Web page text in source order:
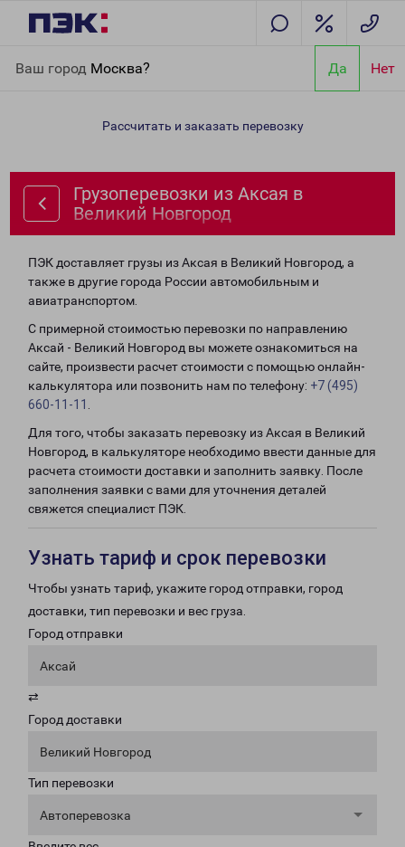
Ваш город Москва? Да Нет
Новгород
Рассчитать и заказать перевозку
Грузоперевозки из Аксая в
Великий Новгород
ПЭК доставляет грузы из Аксая в Великий Новгород, а
также в другие города России автомобильным и
авиатранспортом.
С примерной стоимостью перевозки по направлению
Аксай - Великий Новгород вы можете ознакомиться на
сайте, произвести расчет стоимости с помощью онлайн-
калькулятора или позвонить нам по телефону: +7 (495)
660-11-11
Для того, чтобы заказать перевозку из Аксая в Великий
Новгород, в калькуляторе необходимо ввести данные для
расчета стоимости доставки и заполнить заявку. После
заполнения заявки с вами для уточнения деталей
свяжется специалист ПЭК.
Узнать тариф и срок перевозки
Чтобы узнать тариф, укажите город отправки, город
доставки, тип перевозки и вес груза.
Город отправки
Аксай
⇄
Город доставки
Великий Новгород
Тип перевозки
Автоперевозка